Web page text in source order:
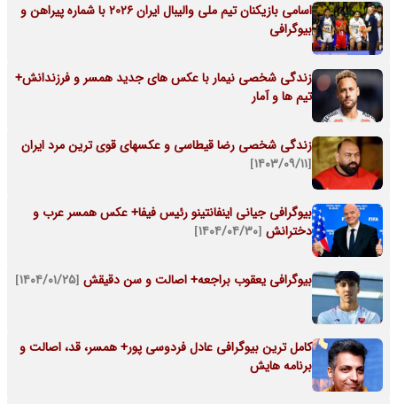
اسامی بازیکنان تیم ملی والیبال ایران 2026 با شماره پیراهن و
بیوگرافی
زندگی شخصی نیمار با عکس های جدید همسر و فرزندانش+
تیم ها و آمار
زندگی شخصی رضا قیطاسی و عکسهای قوی ترین مرد ایران
[۱۴۰۳/۰۹/۱۱]
بیوگرافی جیانی اینفانتینو رئیس فیفا+ عکس همسر عرب و
دخترانش [۱۴۰۴/۰۴/۳۰]
بیوگرافی یعقوب براجعه+ اصالت و سن دقیقش [۱۴۰۴/۰۱/۲۵]
کامل ترین بیوگرافی عادل فردوسی پور+ همسر، قد، اصالت و
برنامه هایش